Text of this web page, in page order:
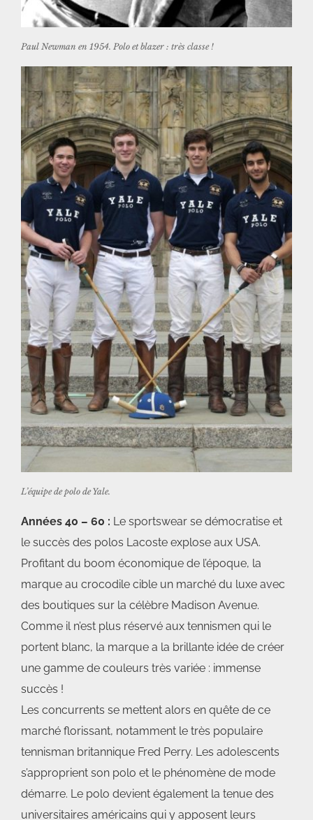
Paul Newman en 1954. Polo et blazer : très classe !
L’équipe de polo de Yale.
Années 40 – 60 : Le sportswear se démocratise et
le succès des polos Lacoste explose aux USA.
Profitant du boom économique de l’époque, la
marque au crocodile cible un marché du luxe avec
des boutiques sur la célèbre Madison Avenue.
Comme il n’est plus réservé aux tennismen qui le
portent blanc, la marque a la brillante idée de créer
une gamme de couleurs très variée : immense
succès !
Les concurrents se mettent alors en quête de ce
marché florissant, notamment le très populaire
tennisman britannique Fred Perry. Les adolescents
s’approprient son polo et le phénomène de mode
démarre. Le polo devient également la tenue des
universitaires américains qui y apposent leurs